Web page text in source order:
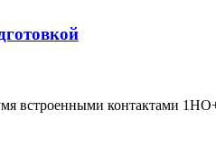
контактами